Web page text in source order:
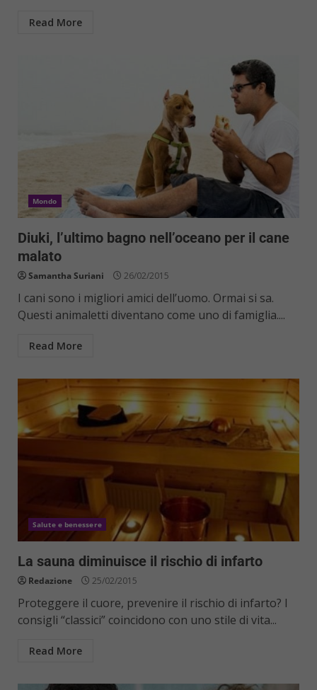
Read More
Mondo
Diuki, l’ultimo bagno nell’oceano per il cane
malato
Samantha Suriani 26/02/2015
I cani sono i migliori amici dell’uomo. Ormai si sa.
Questi animaletti diventano come uno di famiglia....
Read More
Salute e benessere
La sauna diminuisce il rischio di infarto
Redazione 25/02/2015
Proteggere il cuore, prevenire il rischio di infarto? I
consigli “classici” coincidono con uno stile di vita...
Read More